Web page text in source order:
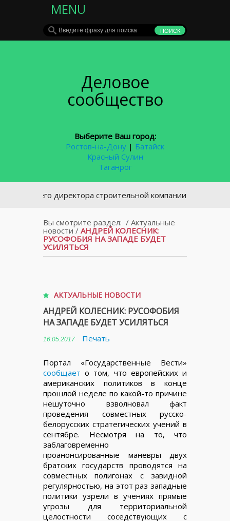
MENU
Деловое
сообщество
Выберите Ваш город:
Ростов-на-Дону | Батайск
Красный Сулин
Таганрог
директора строительной компании в Ростове будут
Вы смотрите раздел: / Актуальные
новости/ АНДРЕЙ КОЛЕСНИК:
РУСОФОБИЯ НА ЗАПАДЕ БУДЕТ
УСИЛЯТЬСЯ
АКТУАЛЬНЫЕ НОВОСТИ
АНДРЕЙ КОЛЕСНИК: РУСОФОБИЯ
НА ЗАПАДЕ БУДЕТ УСИЛЯТЬСЯ
16.05.2017 Печать
Портал «Государственные Вести»
сообщает о том, что европейских и
американских политиков в конце
прошлой неделе по какой-то причине
нешуточно взволновал факт
проведения совместных русско-
белорусских стратегических учений в
сентябре. Несмотря на то, что
заблаговременно
проанонсированные маневры двух
братских государств проводятся на
совместных полигонах с завидной
регулярностью, на этот раз западные
политики узрели в учениях прямые
угрозы для территориальной
целостности соседствующих с